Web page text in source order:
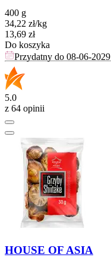
400 g
34,22 zł/kg
Cena
13,69 zł
Do koszyka
Przydatny do 08-06-2029
5.0
z 64 opinii
HOUSE OF ASIA